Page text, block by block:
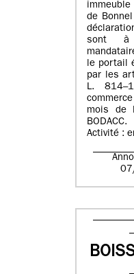
de
sont à
le portail
par les
L.
mois de
BODACC.
Activité :